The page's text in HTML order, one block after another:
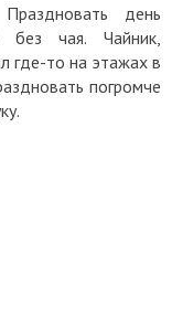
день
чая. Чайник,
где-то на этажах в
погромче